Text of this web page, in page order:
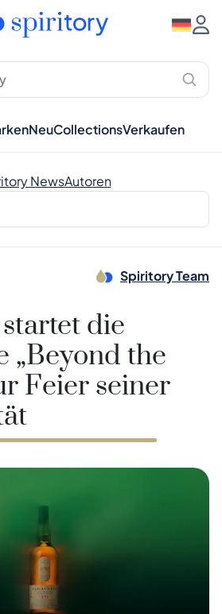
NeuCollectionsVerkaufen
NewsAutoren
Spiritory Team
die
„Beyond the
Feier seiner